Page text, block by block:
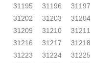
31195
31196 31197
31202
31203 31204
31209
31210 31211
31216
31217 31218
31223
31224 31225